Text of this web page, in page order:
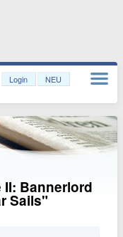
Login NEU
II: Bannerlord
Sails"